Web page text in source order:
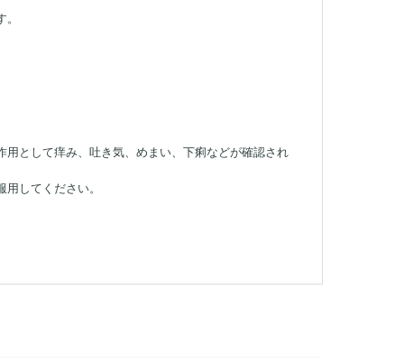
として痒み、吐き気、めまい、下痢などが確認され
してください。